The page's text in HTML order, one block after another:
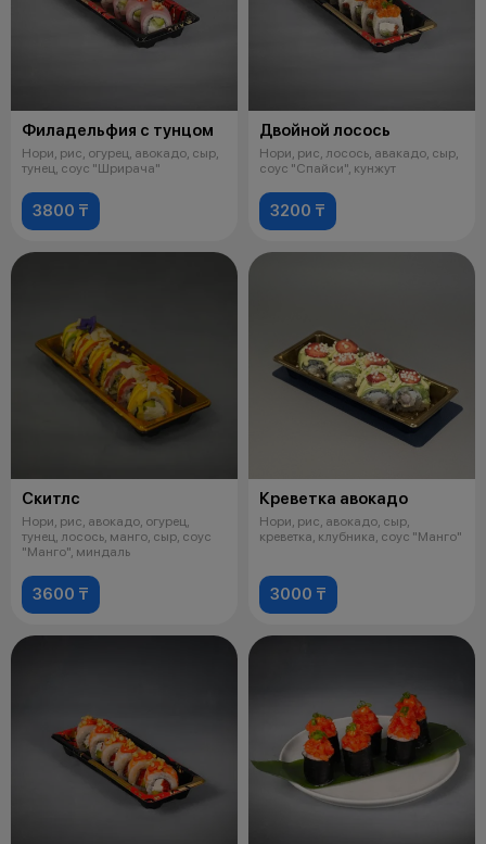
Филадельфия с тунцом
Нори, рис, огурец, авокадо, сыр,
тунец, соус "Шрирача"
3800 ₸
Двойной лосось
Нори, рис, лосось, авакадо, сыр,
соус "Спайси", кунжут
3200 ₸
Скитлс
Нори, рис, авокадо, огурец,
тунец, лосось, манго, сыр, соус
"Манго", миндаль
3600 ₸
Креветка авокадо
Нори, рис, авокадо, сыр,
креветка, клубника, соус "Манго"
3000 ₸